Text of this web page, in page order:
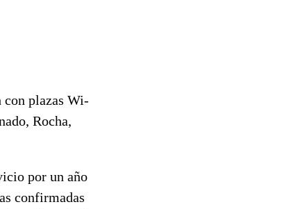
con plazas Wi-
Rocha,
por un año
confirmadas